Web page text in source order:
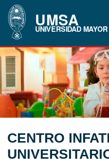
UMSA
UNIVERSIDAD
CENTRO